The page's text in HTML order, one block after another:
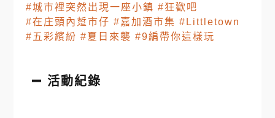
#城市裡突然出現一座小鎮 #狂歡吧
#在庄頭內踅市仔 #嘉加酒市集 #Littletown
#五彩繽紛 #夏日來襲 #9編帶你這樣玩
活動紀錄